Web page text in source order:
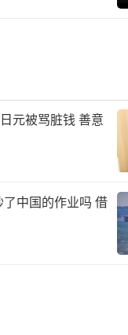
元被骂脏钱 善意
中国的作业吗 借